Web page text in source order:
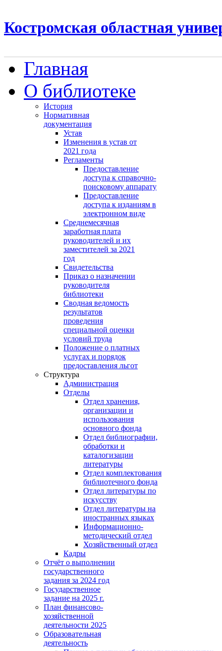
Костромская областная
Главная
О библиотеке
История
Нормативная
документация
Устав
Изменения в устав от
2021 года
Регламенты
Предоставление
доступа к справочно-
поисковому аппарату
Предоставление
доступа к изданиям в
электронном виде
Среднемесячная
заработная плата
руководителей и их
заместителей за 2021
год
Свидетельства
Приказ о назначении
руководителя
библиотеки
Сводная ведомость
результатов
проведения
специальной оценки
условий труда
Положение о платных
услугах и порядок
предоставления льгот
Структура
Администрация
Отделы
Отдел хранения,
организации и
использования
основного фонда
Отдел библиографии,
обработки и
каталогизации
литературы
Отдел комплектования
библиотечного фонда
Отдел литературы по
искусству
Отдел литературы на
иностранных языках
Информационно-
методический отдел
Хозяйственный отдел
Кадры
Отчёт о выполнении
государственного
задания за 2024 год
Государственное
задание на 2025 г.
План финансово-
хозяйственной
деятельности 2025
Образовательная
деятельность